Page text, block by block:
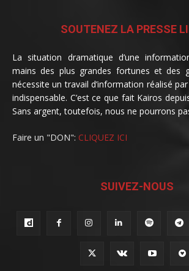
SOUTENEZ LA PRESSE
La situation dramatique d’une
mains des plus grandes fortunes et des
nécessite un travail d’information réalisé
indispensable. C’est ce que fait Kairos
Sans argent, toutefois, nous ne pourrons
Faire un "DON": CLIQUEZ ICI
SUIVEZ-NOUS